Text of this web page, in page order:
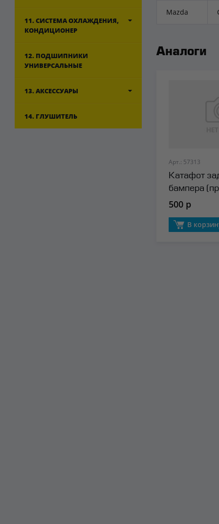
11. СИСТЕМА ОХЛАЖДЕНИЯ,
КОНДИЦИОНЕР
12. ПОДШИПНИКИ
УНИВЕРСАЛЬНЫЕ
13. АКСЕССУАРЫ
14. ГЛУШИТЕЛЬ
Mazda
Аналоги
Арт.: 57313
Катафот
бампера
500 р
В